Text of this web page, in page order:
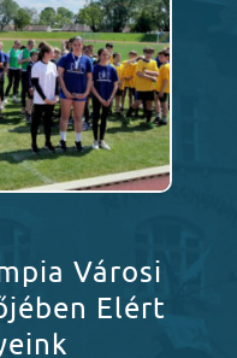
Városi
Elért